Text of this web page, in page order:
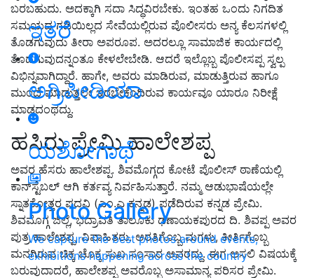
ಇತರೆ
ಅಗ್ರಿಪೀಡಿಯಾ
ಯಶೋಗಾಥೆ
Photo Gallery
We capture the best photos around events,
exhibitions happening across the country
ಬರಬಹುದು. ಅದಕ್ಕಾಗಿ ಸದಾ ಸಿದ್ಧವಿರಬೇಕು. ಇಂತಹ ಒಂದು ನಿಗದಿತ
ಸಮಯದ ಗಡಿಯಿಲ್ಲದ ಸೇವೆಯಲ್ಲಿರುವ ಪೊಲೀಸರು ಅನ್ಯ ಕೆಲಸಗಳಲ್ಲಿ
ತೊಡಗುವುದು ತೀರಾ ಅಪರೂಪ. ಅದರಲ್ಲೂ ಸಾಮಾಜಿಕ ಕಾರ್ಯದಲ್ಲಿ
ತೊಡಗುವುದನ್ನಂತೂ ಕೇಳಲೇಬೇಡಿ. ಆದರೆ ಇಲ್ಲೊಬ್ಬ ಪೊಲೀಸಪ್ಪ ಸ್ವಲ್ಪ
ವಿಭಿನ್ನವಾಗಿದ್ದಾರೆ. ಹಾಗೇ, ಅವರು ಮಾಡಿರುವ, ಮಾಡುತ್ತಿರುವ ಹಾಗೂ
ಮುಂದೆ ಮಾಡುತ್ತಲೇ ಇರಬೇಕೆಂದಿರುವ ಕಾರ್ಯವೂ ಯಾರೂ ನಿರೀಕ್ಷೆ
ಮಾಡದಂಥದ್ದು.
ಹಸಿರು ಪ್ರೇಮಿ ಹಾಲೇಶಪ್ಪ
ಅವರ ಹೆಸರು ಹಾಲೇಶಪ್ಪ. ಶಿವಮೊಗ್ಗದ ಕೋಟೆ ಪೊಲೀಸ್ ಠಾಣೆಯಲ್ಲಿ
ಕಾನ್‌ಸ್ಟೆಬಲ್ ಆಗಿ ಕರ್ತವ್ಯ ನಿರ್ವಹಿಸುತ್ತಾರೆ. ನಮ್ಮ ಆಡುಭಾಷೆಯಲ್ಲೇ
ಸ್ನಾತಕೋತ್ತರ ಪದವಿ (ಎಂ.ಎ ಕನ್ನಡ) ಪಡೆದಿರುವ ಕನ್ನಡ ಪ್ರೇಮಿ.
ಶಿವಮೊಗ್ಗ ಜಿಲ್ಲೆ, ಭದ್ರಾವತಿ ತಾಲೂಕು ಢಣಾಯಕಪುರದ ದಿ. ಶಿವಪ್ಪ ಅವರ
ಪುತ್ರ ಹಾಲೇಶಪ್ಪ, ವಿವಾಹಿತರು. ಆರತಿಗೊಬ್ಬ ಮಗಳು, ಕೀರ್ತಿಗೊಬ್ಬ
ಮನಗಿರುವ ಚಿಕ್ಕ ಚೊಕ್ಕ ಸುಖ ಸಂಸಾರ ಅವರದ್ದು. ಈಗ ಅಸಲಿ ವಿಷಯಕ್ಕೆ
ಬರುವುದಾದರೆ, ಹಾಲೇಶಪ್ಪ ಅವರೊಬ್ಬ ಅಸಾಮಾನ್ಯ ಪರಿಸರ ಪ್ರೇಮಿ.